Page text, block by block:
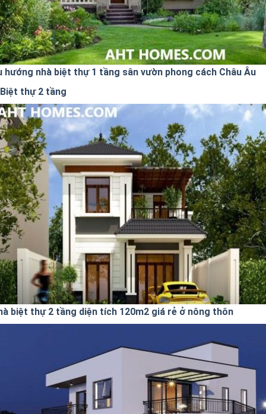
hướng nhà biệt thự 1 tầng sân vườn phong cách Châu Âu
Biệt thự 2 tầng
biệt thự 2 tầng diện tích 120m2 giá rẻ ở nông thôn